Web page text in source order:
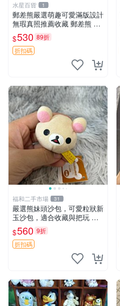
水星百貨 1
郵差熊嚴選萌趣可愛滿版設計
無瑕真照推薦收藏 郵差熊 熊
抱枕 紅薯啵啵間
$530 89折
折扣碼
福和二手市場 31
嚴選熊妹頭沙包，可愛粒狀新
玉沙包，適合收藏與把玩 熊
妹 沙包 玉石
$560 9折
折扣碼